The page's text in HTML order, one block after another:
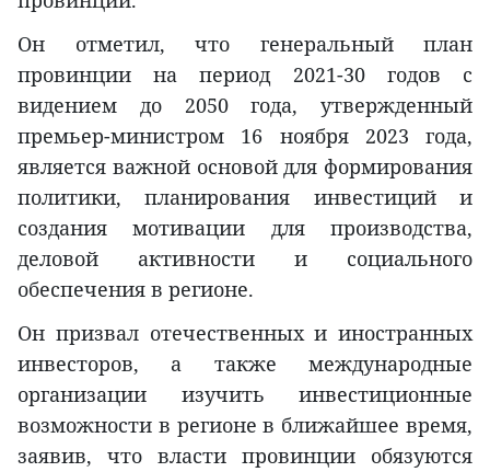
Он отметил, что генеральный план
провинции на период 2021-30 годов с
видением до 2050 года, утвержденный
премьер-министром 16 ноября 2023 года,
является важной основой для формирования
политики, планирования инвестиций и
создания мотивации для производства,
деловой активности и социального
обеспечения в регионе.
Он призвал отечественных и иностранных
инвесторов, а также международные
организации изучить инвестиционные
возможности в регионе в ближайшее время,
заявив, что власти провинции обязуются